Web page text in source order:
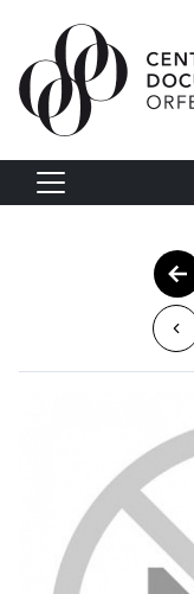
Vés al contingut
Navegació